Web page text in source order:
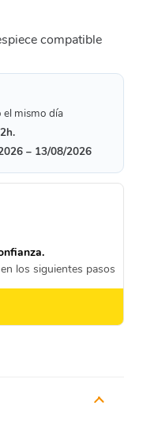
compatible
mismo día
– 13/08/2026